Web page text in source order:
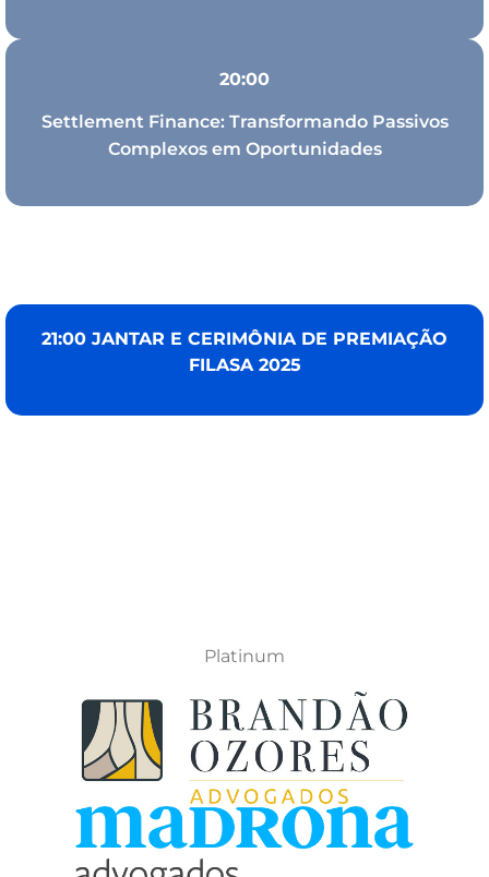
20:00
Settlement Finance: Transformando Passivos
Complexos em Oportunidades
21:00 JANTAR E CERIMÔNIA DE PREMIAÇÃO
FILASA 2025
Platinum